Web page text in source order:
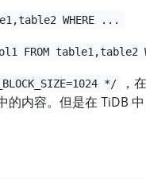
WHERE ...
col1 FROM table1,table2
*/
，
的内容。但是在 TiDB